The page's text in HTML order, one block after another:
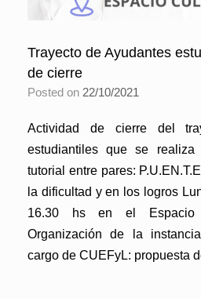
Trayecto de Ayudantes
de cierre
Posted on 22/10/2021
Actividad de cierre del
estudiantiles que se realiza
tutorial entre pares:
la dificultad y en los logros
16.30 hs en el Espacio
Organización de la
cargo de CUEFyL: propuesta